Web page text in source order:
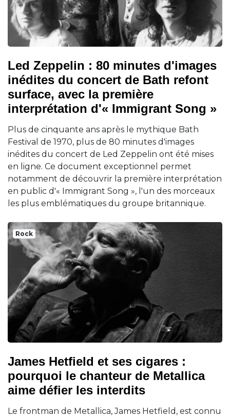
Led Zeppelin : 80 minutes d'images
inédites du concert de Bath refont
surface, avec la première
interprétation d'« Immigrant Song »
Plus de cinquante ans après le mythique Bath
Festival de 1970, plus de 80 minutes d'images
inédites du concert de Led Zeppelin ont été mises
en ligne. Ce document exceptionnel permet
notamment de découvrir la première interprétation
en public d'« Immigrant Song », l'un des morceaux
les plus emblématiques du groupe britannique.
Rock
James Hetfield et ses cigares :
pourquoi le chanteur de Metallica
aime défier les interdits
Le frontman de Metallica, James Hetfield, est connu